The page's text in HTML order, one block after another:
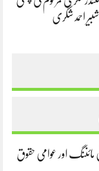
احمد شگری
مائننگ اور عوامی حقوق